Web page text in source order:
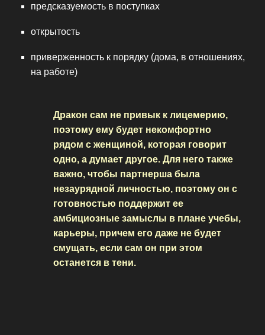
предсказуемость в поступках
открытость
приверженность к порядку (дома, в отношениях,
на работе)
Дракон сам не привык к лицемерию,
поэтому ему будет некомфортно
рядом с женщиной, которая говорит
одно, а думает другое. Для него также
важно, чтобы партнерша была
незаурядной личностью, поэтому он с
готовностью поддержит ее
амбициозные замыслы в плане учебы,
карьеры, причем его даже не будет
смущать, если сам он при этом
останется в тени.